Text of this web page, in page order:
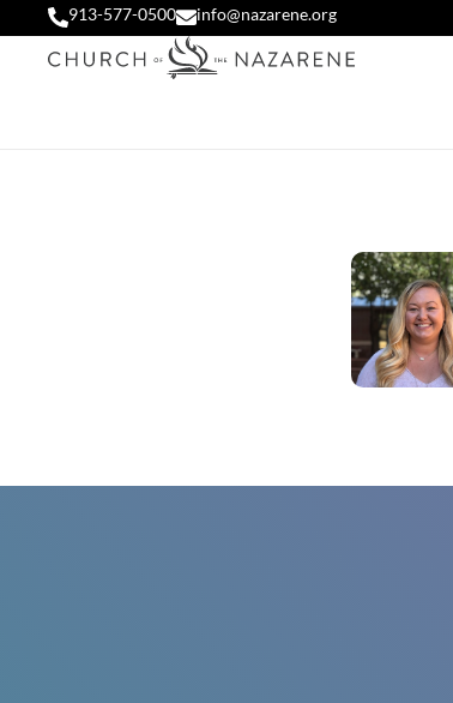
913-577-0500 info@nazarene.org